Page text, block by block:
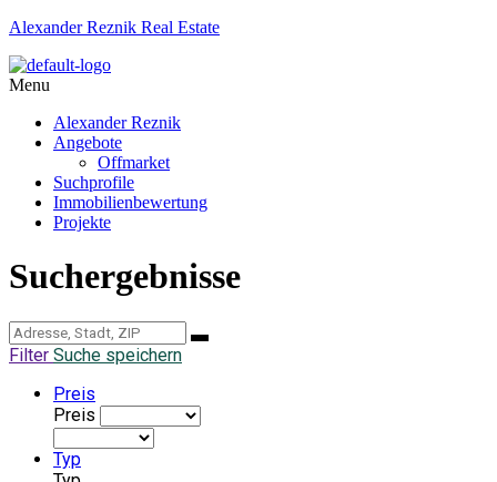
Alexander Reznik Real Estate
Menu
Alexander Reznik
Angebote
Offmarket
Suchprofile
Immobilienbewertung
Projekte
Suchergebnisse
Filter Suche speichern
Preis
Preis
Typ